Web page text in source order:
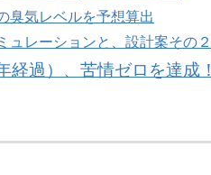
臭気レベルを予想算出
ュレーションと、設計案その２
経過）、苦情ゼロを達成！